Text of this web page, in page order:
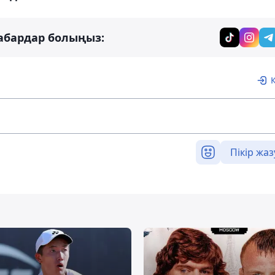
болыңыз:
Пікір